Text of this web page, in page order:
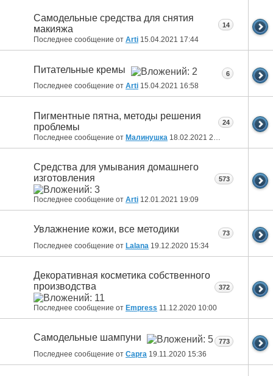
Самодельные средства для снятия
макияжа
Последнее сообщение от Arti 15.04.2021 17:44
14
Питательные кремы
Последнее сообщение от Arti 15.04.2021 16:58
6
Пигментные пятна, методы решения
проблемы
Последнее сообщение от Малинушка 18.02.2021 21:00
24
Средства для умывания домашнего
изготовления
Последнее сообщение от Arti 12.01.2021 19:09
573
Увлажнение кожи, все методики
Последнее сообщение от Lalana 19.12.2020 15:34
73
Декоративная косметика собственного
производства
Последнее сообщение от Empress 11.12.2020 10:00
372
Самодельные шампуни
Последнее сообщение от Capra 19.11.2020 15:36
773